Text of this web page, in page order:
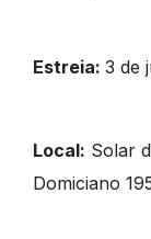
Estreia: 3 de
Local: Solar
Domiciano